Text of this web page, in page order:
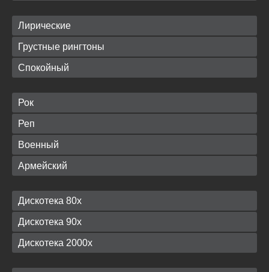
Лирические
Грустные рингтоны
Спокойный
Рок
Реп
Военный
Армейский
Дискотека 80х
Дискотека 90х
Дискотека 2000х